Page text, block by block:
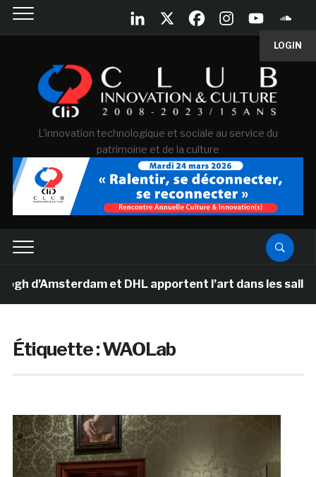
LOGIN
L'innovation technologique et sociale au service du
patrimoine et de la culture
d’Amsterdam et DHL apportent l’art dans les salles de
Étiquette :WAOLab